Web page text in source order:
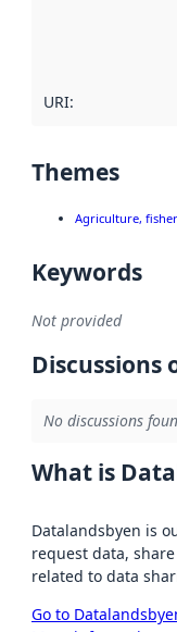
URI:
Themes
Agriculture,
Keywords
Not provided
Discussions
No discussions
What is
Datalandsbyen is
request data,
related to data
Go to